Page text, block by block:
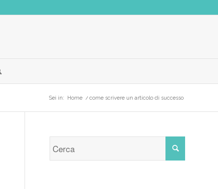
Sei in: Home / come scrivere un articolo di successo